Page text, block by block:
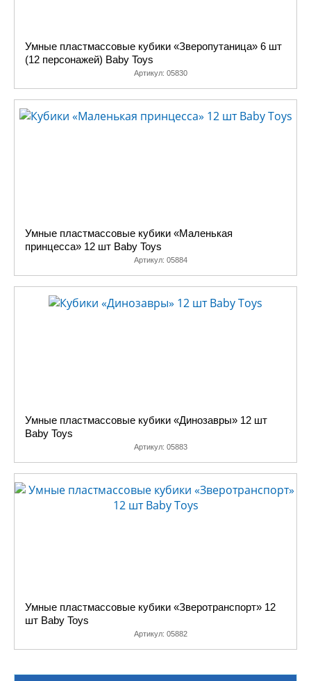
Умные пластмассовые кубики «Зверопутаница» 6 шт
(12 персонажей) Baby Toys
Артикул: 05830
Умные пластмассовые кубики «Маленькая
принцесса» 12 шт Baby Toys
Артикул: 05884
Умные пластмассовые кубики «Динозавры» 12 шт
Baby Toys
Артикул: 05883
Умные пластмассовые кубики «Зверотранспорт» 12
шт Baby Toys
Артикул: 05882